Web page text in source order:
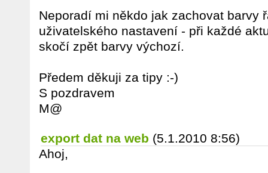
Neporadí mi někdo jak zachovat barvy
uživatelského nastavení - při každé
skočí zpět barvy výchozí.
Předem děkuji za tipy :-)
S pozdravem
M@
export dat na web (5.1.2010 8:56)
Ahoj,